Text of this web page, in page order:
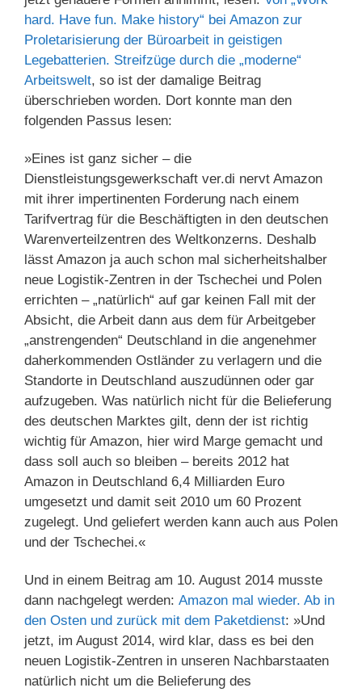
hard. Have fun. Make history“ bei Amazon zur
Proletarisierung der Büroarbeit in geistigen
Legebatterien. Streifzüge durch die „moderne“
Arbeitswelt, so ist der damalige Beitrag
überschrieben worden. Dort konnte man den
folgenden Passus lesen:
»Eines ist ganz sicher – die
Dienstleistungsgewerkschaft ver.di nervt Amazon
mit ihrer impertinenten Forderung nach einem
Tarifvertrag für die Beschäftigten in den deutschen
Warenverteilzentren des Weltkonzerns. Deshalb
lässt Amazon ja auch schon mal sicherheitshalber
neue Logistik-Zentren in der Tschechei und Polen
errichten – „natürlich“ auf gar keinen Fall mit der
Absicht, die Arbeit dann aus dem für Arbeitgeber
„anstrengenden“ Deutschland in die angenehmer
daherkommenden Ostländer zu verlagern und die
Standorte in Deutschland auszudünnen oder gar
aufzugeben. Was natürlich nicht für die Belieferung
des deutschen Marktes gilt, denn der ist richtig
wichtig für Amazon, hier wird Marge gemacht und
dass soll auch so bleiben – bereits 2012 hat
Amazon in Deutschland 6,4 Milliarden Euro
umgesetzt und damit seit 2010 um 60 Prozent
zugelegt. Und geliefert werden kann auch aus Polen
und der Tschechei.«
Und in einem Beitrag am 10. August 2014 musste
dann nachgelegt werden: Amazon mal wieder. Ab in
den Osten und zurück mit dem Paketdienst: »Und
jetzt, im August 2014, wird klar, dass es bei den
neuen Logistik-Zentren in unseren Nachbarstaaten
natürlich nicht um die Belieferung des